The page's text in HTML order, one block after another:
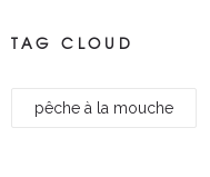
TAG CLOUD
pêche à la mouche